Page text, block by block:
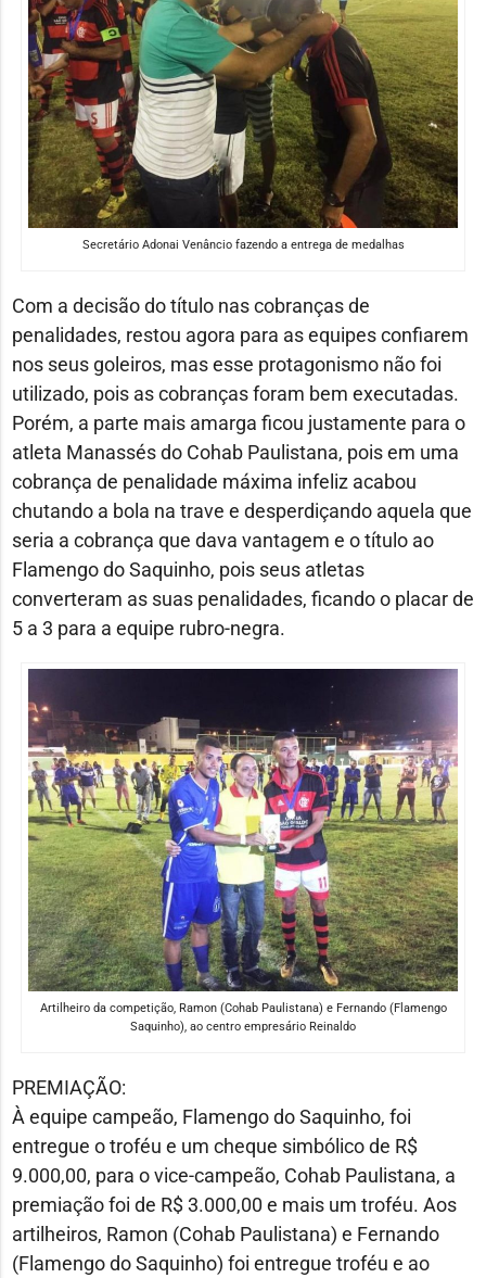
Secretário Adonai Venâncio fazendo a entrega de medalhas
Com a decisão do título nas cobranças de
penalidades, restou agora para as equipes confiarem
nos seus goleiros, mas esse protagonismo não foi
utilizado, pois as cobranças foram bem executadas.
Porém, a parte mais amarga ficou justamente para o
atleta Manassés do Cohab Paulistana, pois em uma
cobrança de penalidade máxima infeliz acabou
chutando a bola na trave e desperdiçando aquela que
seria a cobrança que dava vantagem e o título ao
Flamengo do Saquinho, pois seus atletas
converteram as suas penalidades, ficando o placar de
5 a 3 para a equipe rubro-negra.
Artilheiro da competição, Ramon (Cohab Paulistana) e Fernando (Flamengo
Saquinho), ao centro empresário Reinaldo
PREMIAÇÃO:
À equipe campeão, Flamengo do Saquinho, foi
entregue o troféu e um cheque simbólico de R$
9.000,00, para o vice-campeão, Cohab Paulistana, a
premiação foi de R$ 3.000,00 e mais um troféu. Aos
artilheiros, Ramon (Cohab Paulistana) e Fernando
(Flamengo do Saquinho) foi entregue troféu e ao